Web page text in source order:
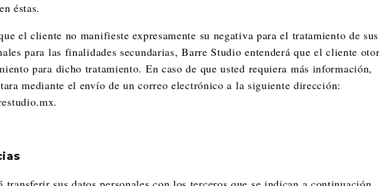
éstas.
el cliente no manifieste expresamente su negativa para el tratamiento de sus
para las finalidades secundarias, Barre Studio entenderá que el cliente
para dicho tratamiento. En caso de que usted requiera más información,
mediante el envío de un correo electrónico a la siguiente dirección:
.